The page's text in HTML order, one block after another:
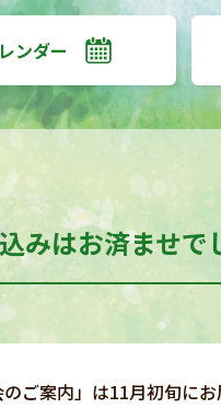
ンダー
みはお済ませで
のご案内」は11月初旬に